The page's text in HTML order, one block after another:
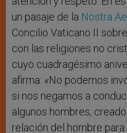
un pasaje de la Nostra
Concilio Vaticano II
con las religiones no
cuyo cuadragésimo
afirma: «No podemos
si nos negamos a
algunos hombres,
relación del hombre